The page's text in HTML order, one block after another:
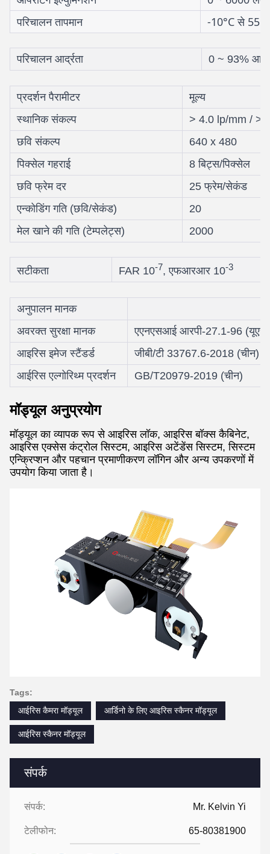
संपर्क
संपर्क: Mr. Kelvin Yi
टेलीफोन: 65-80381900
परिचालन तापमान
-10°C से
परिचालन आर्द्रता 0 ~ 93%
प्रदर्शन पैरामीटर
मूल्य
स्थानिक संकल्प
> 4.0 lp/mm / >
छवि संकल्प
640 x 480
पिक्सेल गहराई
8 बिट्स/पिक्सेल
छवि फ्रेम दर
25 फ्रेम/सेकंड
एन्कोडिंग गति (छवि/सेकंड)
20
मेल खाने की गति (टेम्पलेट्स)
2000
सटीकता FAR 10-7, एफआरआर 10-3
अनुपालन मानक
अवरक्त सुरक्षा मानक
एएनएसआई आरपी-27.1-96
आइरिस इमेज स्टैंडर्ड
जीबी/टी 33767.6-2018 (चीन)
आईरिस एल्गोरिथ्म प्रदर्शन
GB/T20979-2019 (चीन)
मॉड्यूल अनुप्रयोग
मॉड्यूल का व्यापक रूप से आइरिस लॉक, आइरिस बॉक्स कैबिनेट,
आइरिस एक्सेस कंट्रोल सिस्टम, आइरिस अटेंडेंस सिस्टम, सिस्टम
एन्क्रिप्शन और पहचान प्रमाणीकरण लॉगिन और अन्य उपकरणों में
उपयोग किया जाता है।
Tags:
आईरिस कैमरा मॉड्यूल
आर्डिनो के लिए आइरिस स्कैनर मॉड्यूल
आईरिस स्कैनर मॉड्यूल